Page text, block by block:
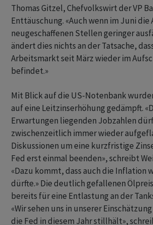
Thomas Gitzel, Chefvolkswirt der VP
Enttäuschung. «Auch wenn im Juni die
neugeschaffenen Stellen geringer
ändert dies nichts an der Tatsache,
Arbeitsmarkt seit März wieder im
befindet.»
Mit Blick auf die US-Notenbank
auf eine Leitzinserhöhung gedämpft.
Erwartungen liegenden Jobzahlen
zwischenzeitlich immer wieder
Diskussionen um eine kurzfristige
Fed erst einmal beenden», schreibt
«Dazu kommt, dass auch die Inflation
dürfte.» Die deutlich gefallenen
bereits für eine Entlastung an der
«Wir sehen uns in unserer
die Fed in diesem Jahr stillhält»,